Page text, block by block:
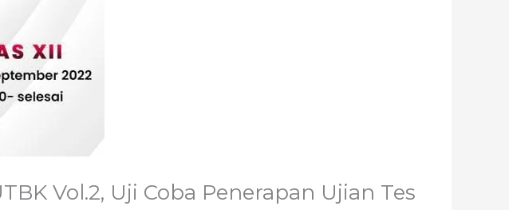
Vol.2, Uji Coba Penerapan Ujian Tes